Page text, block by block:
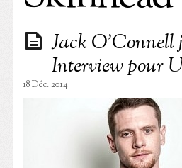
Jack O’Connell
Interview pour
18 Déc. 2014